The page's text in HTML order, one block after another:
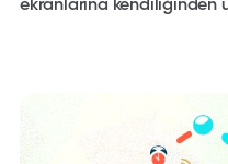
ekranlarına kendiliğinden